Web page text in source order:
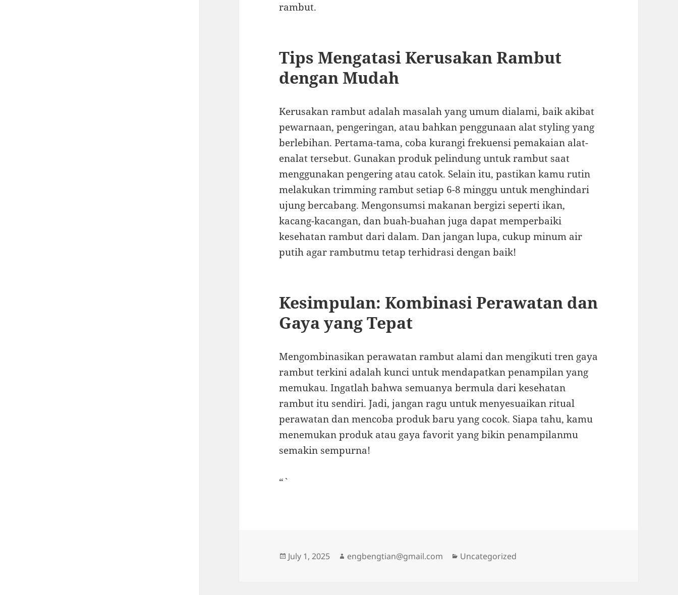
rambut.
Tips Mengatasi Kerusakan Rambut
dengan Mudah
Kerusakan rambut adalah masalah yang umum dialami, baik akibat
pewarnaan, pengeringan, atau bahkan penggunaan alat styling yang
berlebihan. Pertama-tama, coba kurangi frekuensi pemakaian alat-
enalat tersebut. Gunakan produk pelindung untuk rambut saat
menggunakan pengering atau catok. Selain itu, pastikan kamu rutin
melakukan trimming rambut setiap 6-8 minggu untuk menghindari
ujung bercabang. Mengonsumsi makanan bergizi seperti ikan,
kacang-kacangan, dan buah-buahan juga dapat memperbaiki
kesehatan rambut dari dalam. Dan jangan lupa, cukup minum air
putih agar rambutmu tetap terhidrasi dengan baik!
Kesimpulan: Kombinasi Perawatan dan
Gaya yang Tepat
Mengombinasikan perawatan rambut alami dan mengikuti tren gaya
rambut terkini adalah kunci untuk mendapatkan penampilan yang
memukau. Ingatlah bahwa semuanya bermula dari kesehatan
rambut itu sendiri. Jadi, jangan ragu untuk menyesuaikan ritual
perawatan dan mencoba produk baru yang cocok. Siapa tahu, kamu
menemukan produk atau gaya favorit yang bikin penampilanmu
semakin sempurna!
“`
Posted
July 1, 2025 Author
engbengtian@gmail.com Categories
Uncategorized